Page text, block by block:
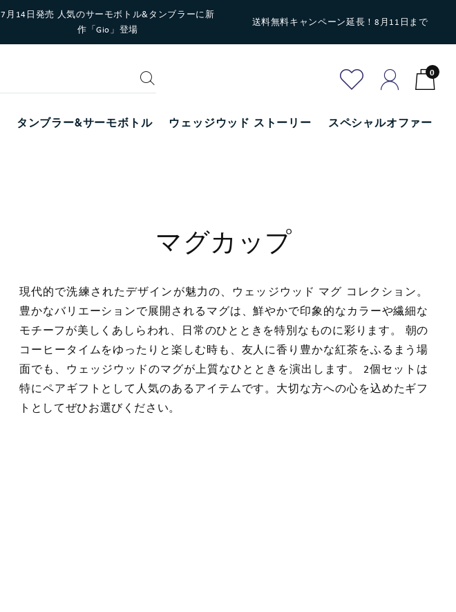
7月14日発売 人気のサーモボトル&タンブラーに新
作「Gio」登場
送料無料キャンペーン延長！8月11日まで
0
タンブラー&サーモボトル ウェッジウッド ストーリー スペシャルオファー
マグカップ
現代的で洗練されたデザインが魅力の、ウェッジウッド マグ コレクション。
豊かなバリエーションで展開されるマグは、鮮やかで印象的なカラーや繊細な
モチーフが美しくあしらわれ、日常のひとときを特別なものに彩ります。 朝の
コーヒータイムをゆったりと楽しむ時も、友人に香り豊かな紅茶をふるまう場
面でも、ウェッジウッドのマグが上質なひとときを演出します。 2個セットは
特にペアギフトとして人気のあるアイテムです。大切な方への心を込めたギフ
トとしてぜひお選びください。